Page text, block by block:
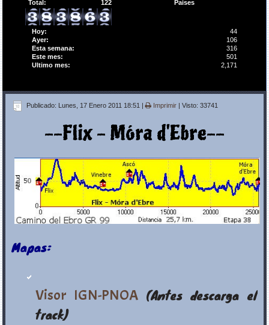
Total: 122 Paises
Hoy:
44
Ayer:
106
Esta semana:
316
Este mes:
501
Ultimo mes:
2,171
Publicado: Lunes, 17 Enero 2011 18:51 | Imprimir | Visto: 33741
--Flix - Móra d'Ebre--
Mapas:
Visor IGN-PNOA(Antes descarga el
track)